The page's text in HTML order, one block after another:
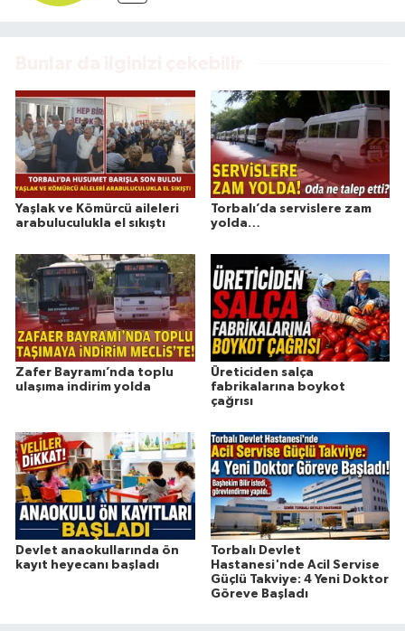
Yaşlak ve Kömürcü aileleri
arabuluculukla el sıkıştı
Torbalı’da servislere zam
yolda…
Zafer Bayramı’nda toplu
ulaşıma indirim yolda
Üreticiden salça
fabrikalarına boykot
çağrısı
Devlet anaokullarında ön
kayıt heyecanı başladı
Torbalı Devlet
Hastanesi'nde Acil Servise
Güçlü Takviye: 4 Yeni Doktor
Göreve Başladı